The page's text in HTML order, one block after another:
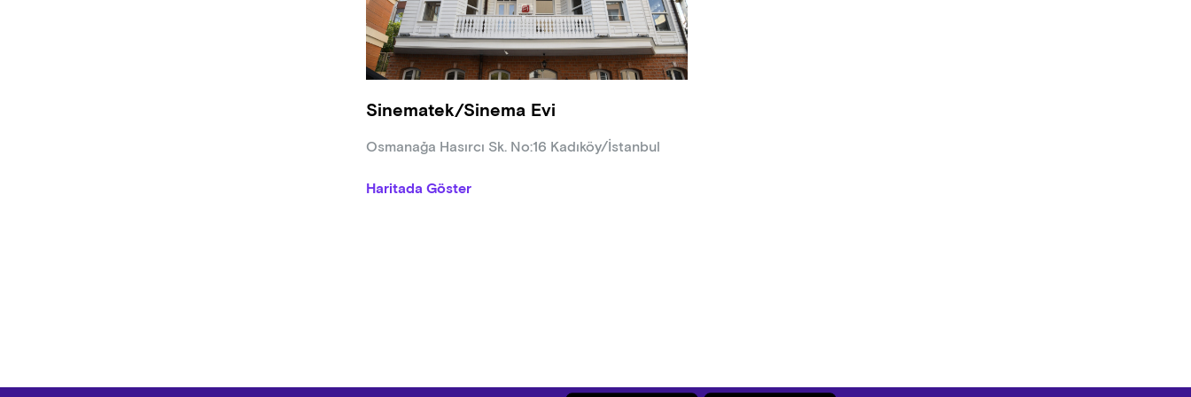
●Sinematek/Sinema Evi programda değişiklik yapma hakkına sahiptir, program değişikliğiyle ilgili
duyurular Sinematek/Sinema Evi sosyal medya hesaplarından yapılır.
●7163 sayılı Kanun'un 7. maddesi gereğince sınıflandırılmamış filmler +18 kabul edildiğinden film
gösterimlerine, programda aksi belirtilmedikçe 18 yaş altı sinemaseverlerimiz katılamaz.
Sinematek/Sinema Evi
Osmanağa Hasırcı Sk. No:16 Kadıköy/İstanbul
Haritada Göster